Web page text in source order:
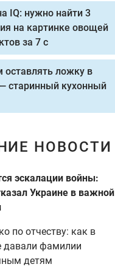
IQ: нужно найти 3
на картинке овощей
за 7 с
оставлять ложку в
старинный кухонный
НОВОСТИ
эскалации войны:
Украине в важной
по отчеству: как в
давали фамилии
детям